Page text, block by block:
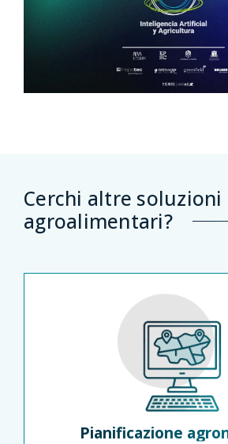
Cerchi altre soluzioni
agroalimentari?
Pianificazione